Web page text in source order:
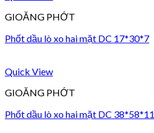
GIOĂNG PHỚT
Phốt dầu lò xo hai mặt DC 17*30*7
Quick View
GIOĂNG PHỚT
Phốt dầu lò xo hai mặt DC 38*58*11